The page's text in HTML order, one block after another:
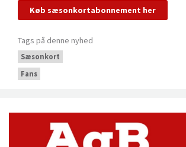
Køb sæsonkortabonnement her
Tags på denne nyhed
Sæsonkort
Fans